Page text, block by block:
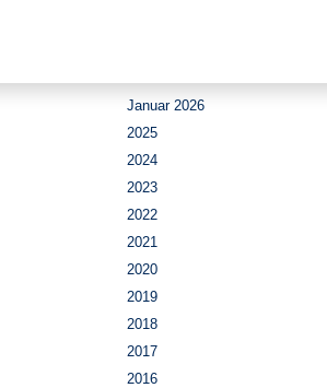
Januar 2026
2025
2024
2023
2022
2021
2020
2019
2018
2017
2016